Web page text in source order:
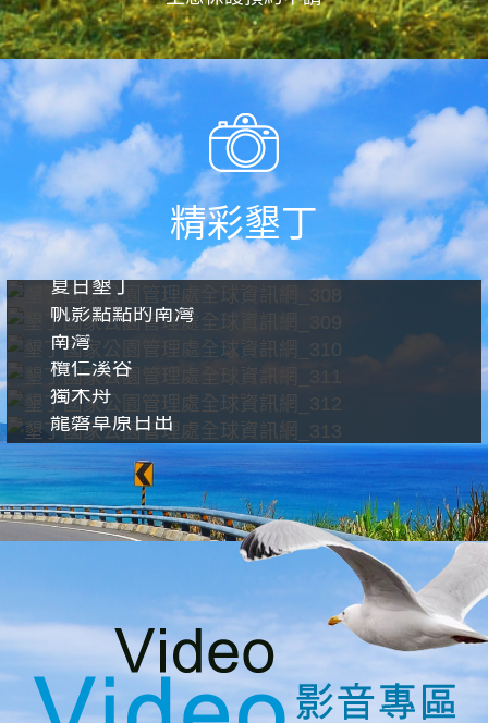
精彩墾丁
夏日墾丁
帆影點點的南灣
南灣
欖仁溪谷
獨木舟
龍磐草原日出